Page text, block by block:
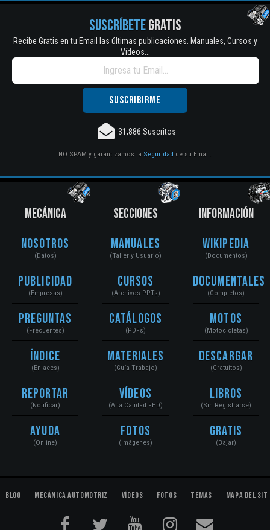
SUSCRÍBETEGRATIS
Recibe Gratis en tu Email las últimas publicaciones. Manuales, Cursos y
Vídeos...
31,886 Suscritos
NO SPAM y garantizamos la Seguridad de su Email.
MECÁNICA
Nosotros
(Datos)
Publicidad
(Empresas)
Preguntas
(Frecuentes)
Índice
(Enlaces)
Reportar
(Notificar)
Ayuda
(Online)
SECCIONES
Manuales
(Taller y Usuario)
Cursos
(Archivos PPTs)
Catálogos
(PDFs)
Materiales
(Guía Trabajo)
Vídeos
(Alta Calidad FHD)
Fotos
(Imágenes)
INFORMACIÓN
Wikipedia
(Documentos)
Documentales
(Completos)
Motos
(Motocicletas)
Descargar
(Gratuitos)
Libros
(Sin Registrarse)
Gratis
(Bajar)
Blog Mecánica Automotriz Vídeos Fotos Temas Mapa del